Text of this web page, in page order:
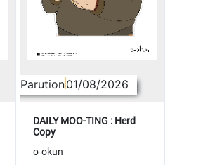
Parution01/08/2026
DAILY MOO-TING : Herd
Copy
o-okun